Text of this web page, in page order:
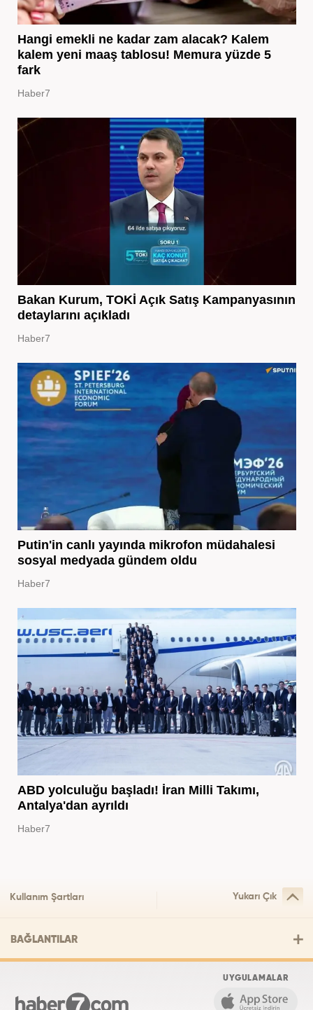
Hangi emekli ne kadar zam alacak? Kalem
kalem yeni maaş tablosu! Memura yüzde 5
fark
Haber7
Bakan Kurum, TOKİ Açık Satış Kampanyasının
detaylarını açıkladı
Haber7
Putin'in canlı yayında mikrofon müdahalesi
sosyal medyada gündem oldu
Haber7
ABD yolculuğu başladı! İran Milli Takımı,
Antalya'dan ayrıldı
Haber7
Kullanım Şartları Yukarı Çık
BAĞLANTILAR
UYGULAMALAR